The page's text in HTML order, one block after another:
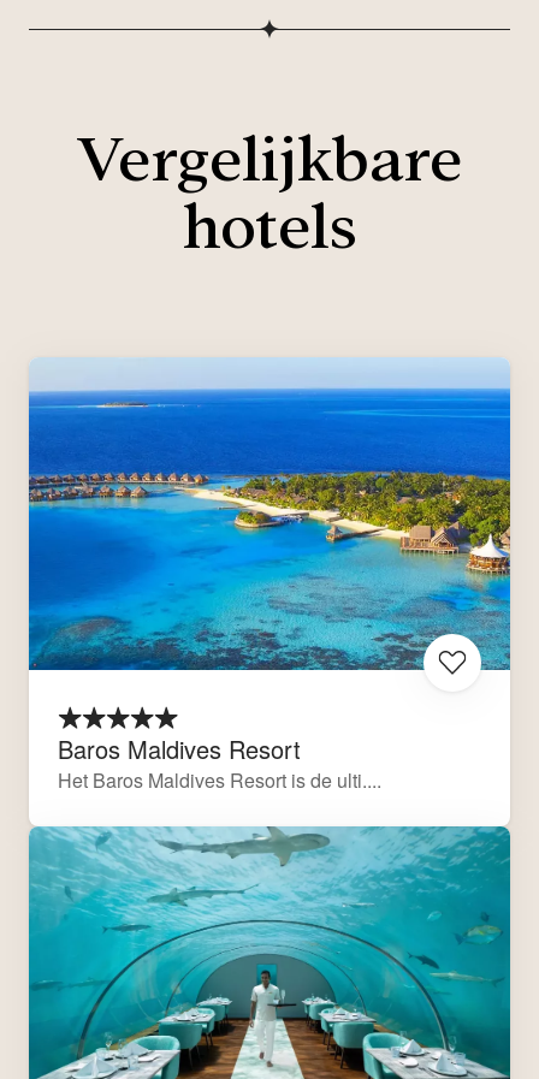
Vergelijkbare
hotels
Baros Maldives Resort
Het Baros Maldives Resort is de ulti....